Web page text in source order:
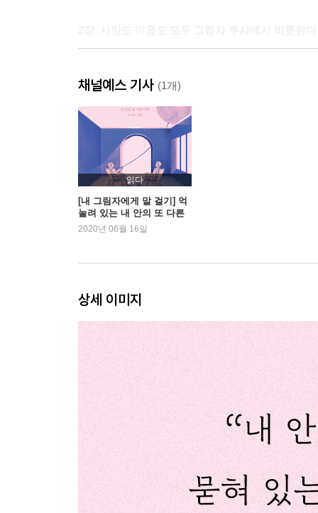
우리 내면에서 벌어지는 전쟁
영웅을 통해 숨은 잠재력을 발견하다
사랑해, 그래야 내가 완전해지니까
[그림자 대면 훈련 2] 내가 떠안은 타인의 그림자 탐
3장. 온전한 존재로 살라는 내면의 목소리
삼십대 중반부터 일어나는 마음의 변화
균형을 되찾기 위한 시도
낡은 무의식의 프로그램, 콤플렉스
콤플렉스는 우리를 어떻게 지배하는가
4장. 내가 진정으로 원하는 삶은 무엇일까?
‘가자, 가자, 가자’를 외치는 시대
멈춤에 대한 저항을 극복하라
채널예스 기사 (1개)
읽다
[내 그림자에게 말 걸기] 억
눌려 있는 내 안의 또 다른
나, 그림자
2020년 06월 16일
상세 이미지